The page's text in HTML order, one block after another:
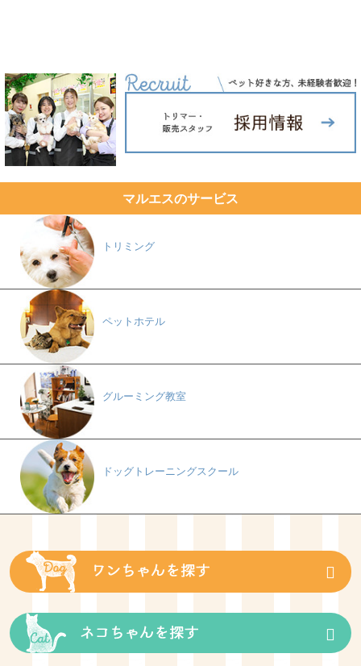
マルエスのサービス
トリミング
ペットホテル
グルーミング教室
ドッグトレーニングスクール